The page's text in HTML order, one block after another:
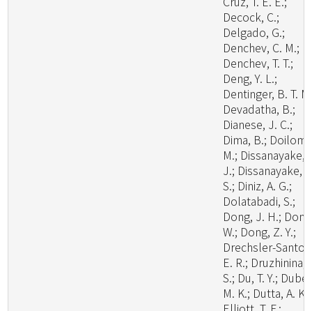
Decock, C.;
Delgado, G.;
Denchev, C. M.;
Denchev, T. T.;
Deng, Y. L.;
Dentinger, B. T.
Devadatha, B.;
Dianese, J. C.;
Dima, B.; Doilom,
M.; Dissanayake,
J.; Dissanayake,
S.; Diniz, A. G.;
Dolatabadi, S.;
Dong, J. H.;
W.; Dong, Z. Y.;
Drechsler-
E. R.; Druzhinina,
S.; Du, T. Y.;
M. K.; Dutta, A. K.;